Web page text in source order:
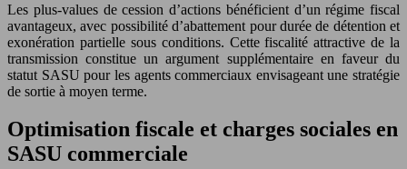
Les plus-values de cession d’actions bénéficient d’un régime fiscal
avantageux, avec possibilité d’abattement pour durée de détention et
exonération partielle sous conditions. Cette fiscalité attractive de la
transmission constitue un argument supplémentaire en faveur du
statut SASU pour les agents commerciaux envisageant une stratégie
de sortie à moyen terme.
Optimisation fiscale et charges sociales en
SASU commerciale